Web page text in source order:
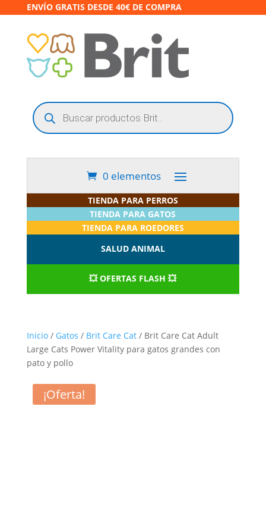
ENVÍO GRATIS DESDE 40€ DE COMPRA
Búsqueda
de
productos
0 elementos
TIENDA PARA PERROS
TIENDA PARA GATOS
TIENDA PARA ROEDORES
SALUD ANIMAL
💥 OFERTAS FLASH 💥
Inicio/ Gatos / Brit Care Cat/ Brit Care Cat Adult
Large Cats Power Vitality para gatos grandes con
pato y pollo
¡Oferta!